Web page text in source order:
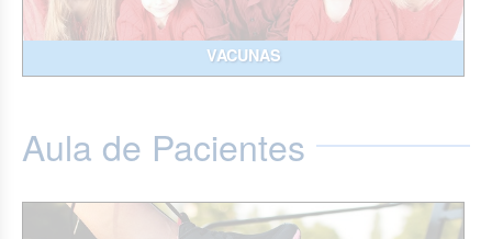
VACUNAS
Aula de Pacientes